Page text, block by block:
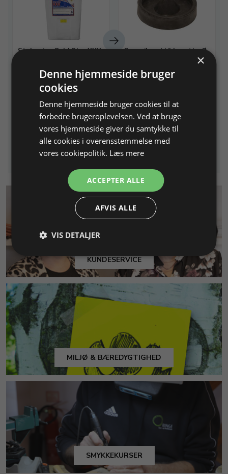
Støbegips Gold Star XXX
Tønde med 45 kg
Varenr. 260230 På lager
1.620,00 DKK
Info Læg i kurv
Gummibund til kuvette Ø
Varenr. 260400
128,75 DKK
Info
KUNDESERVICE
MILJØ & BÆREDYGTIGHED
SMYKKEKURSER
×
Denne hjemmeside bruger
cookies
Denne hjemmeside bruger cookies til at
forbedre brugeroplevelsen. Ved at bruge
vores hjemmeside giver du samtykke til
alle cookies i overensstemmelse med
vores cookiepolitik. Læs mere
ACCEPTER ALLE
AFVIS ALLE
VIS DETALJER